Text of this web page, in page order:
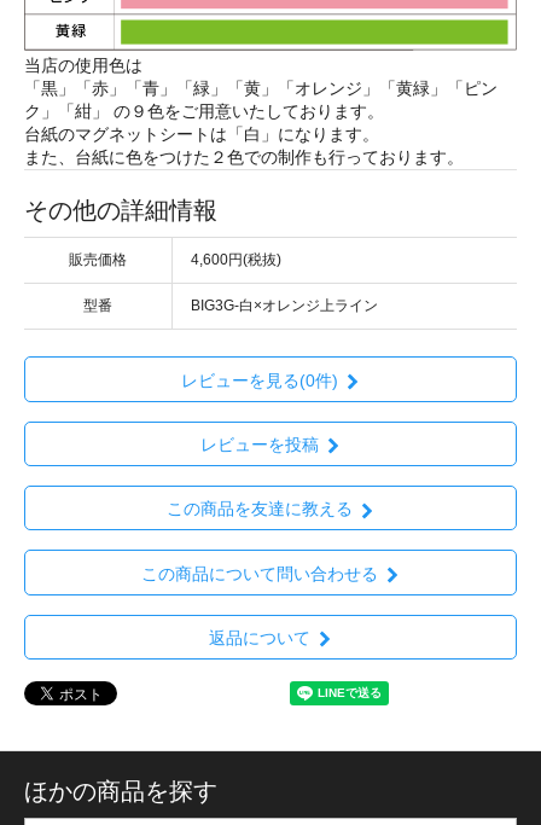
当店の使用色は
「黒」「赤」「青」「緑」「黄」「オレンジ」「黄緑」「ピン
ク」「紺」 の９色をご用意いたしております。
台紙のマグネットシートは「白」になります。
また、台紙に色をつけた２色での制作も行っております。
その他の詳細情報
販売価格 4,600円(税抜)
型番 BIG3G-白×オレンジ上ライン
レビューを見る(0件)
レビューを投稿
この商品を友達に教える
この商品について問い合わせる
返品について
ほかの商品を探す